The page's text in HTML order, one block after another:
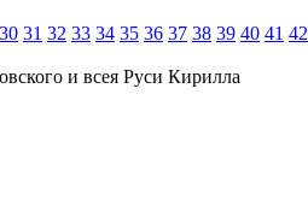
30 31 32 33 34 35 36 37 38 39 40 41 42
и всея Руси Кирилла